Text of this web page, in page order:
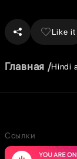
Like it
Главная Hindi
Ссылки